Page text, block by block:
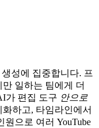
성에 집중합니다. 프
일하는 팀에게 더
가 편집 도구 안으로
하고, 타임라인에서
으로 여러 YouTube